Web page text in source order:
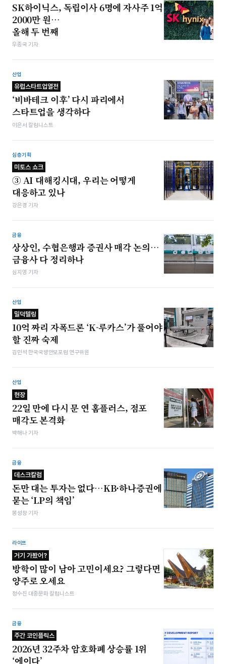
SK하이닉스, 독립이사 6명에 자사주 1억
2000만 원…
올해 두 번째
우종국 기자
산업
유럽스타트업열전
‘비바테크 이후’ 다시 파리에서
스타트업을 생각하다
이은서 칼럼니스트
심층기획
미토스 쇼크
③ AI 대해킹시대, 우리는 어떻게
대응하고 있나
강은경 기자
금융
상상인, 수협은행과 증권사 매각 논의…
금융사 다 정리하나
심지영 기자
산업
밀덕텔링
10억 짜리 자폭드론 ‘K-루카스’가 풀어야
할 진짜 숙제
김민석 한국국방안보포럼 연구위원
산업
현장
22일 만에 다시 문 연 홈플러스, 점포
매각도 본격화
박해나 기자
금융
데스크칼럼
돈만 대는 투자는 없다…KB·하나증권에
묻는 ‘LP의 책임’
봉성창 기자
라이프
거기 가봤어?
방학이 많이 남아 고민이세요? 그렇다면
양주로 오세요
정수진 대중문화 칼럼니스트
금융
주간 코인플릭스
2026년 32주차 암호화폐 상승률 1위
‘에이다’